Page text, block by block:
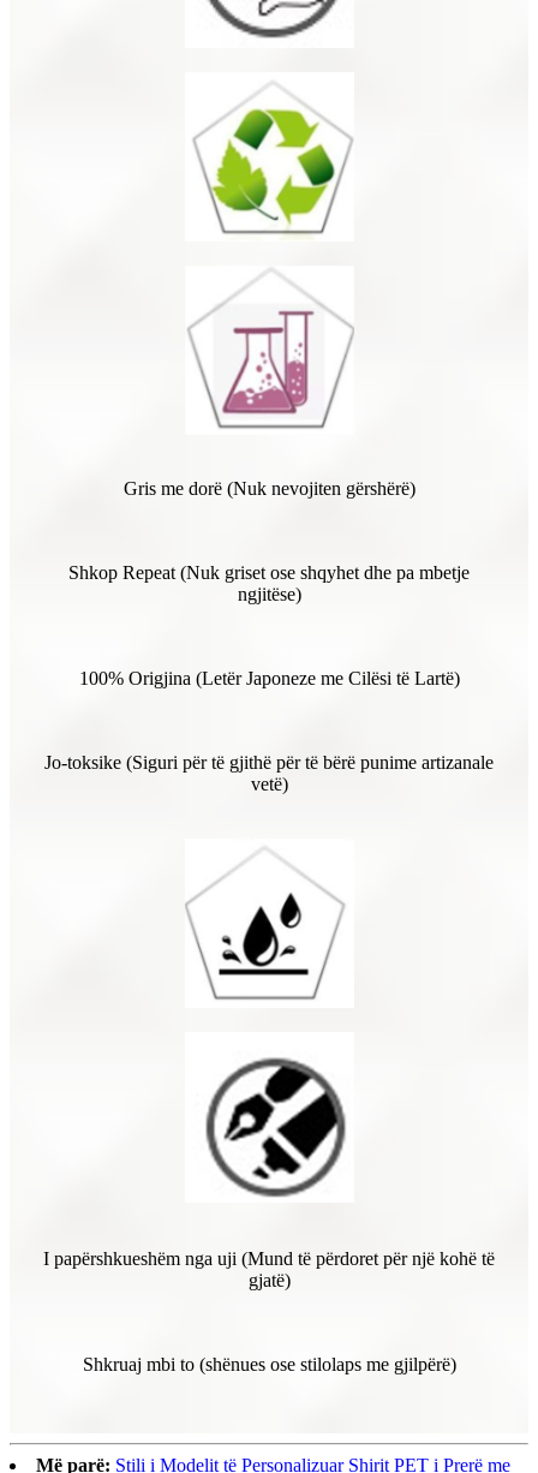
Gris me dorë (Nuk nevojiten gërshërë)
Shkop Repeat (Nuk griset ose shqyhet dhe pa mbetje
ngjitëse)
100% Origjina (Letër Japoneze me Cilësi të Lartë)
Jo-toksike (Siguri për të gjithë për të bërë punime artizanale
vetë)
I papërshkueshëm nga uji (Mund të përdoret për një kohë të
gjatë)
Shkruaj mbi to (shënues ose stilolaps me gjilpërë)
Më parë: Stili i Modelit të Personalizuar Shirit PET i Prerë me